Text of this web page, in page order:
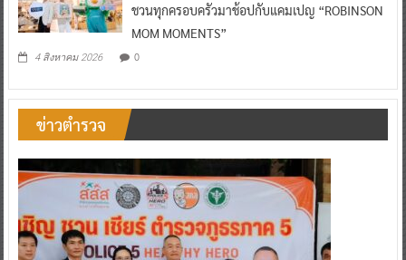
ชวนทุกครอบครัวมาช้อปกับแคมเปญ “ROBINSON
MOM MOMENTS”
4 สิงหาคม 2026 0
ข่าวตำรวจ